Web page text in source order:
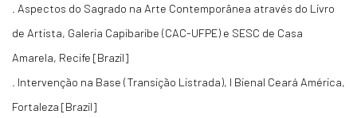
. Aspectos do Sagrado na Arte Contemporânea através do Livro
de Artista, Galeria Capibaribe (CAC-UFPE) e SESC de Casa
Amarela, Recife [Brazil]
. Intervenção na Base (Transição Listrada), I Bienal Ceará América,
Fortaleza [Brazil]